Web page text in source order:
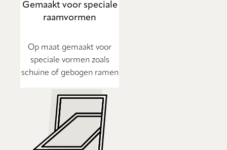
Gemaakt voor speciale
raamvormen
Op maat gemaakt voor
speciale vormen zoals
schuine of gebogen ramen